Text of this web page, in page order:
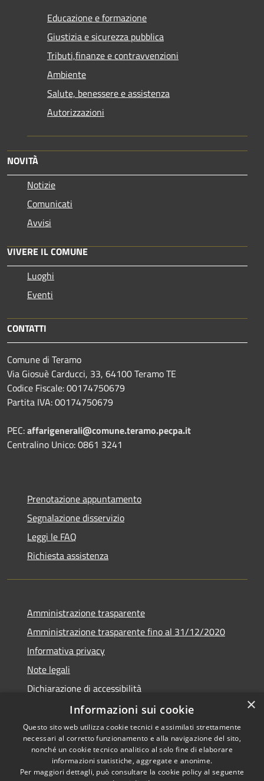
Educazione e formazione
Giustizia e sicurezza pubblica
Tributi,finanze e contravvenzioni
Ambiente
Salute, benessere e assistenza
Autorizzazioni
NOVITÀ
Notizie
Comunicati
Avvisi
VIVERE IL COMUNE
Luoghi
Eventi
CONTATTI
Comune di Teramo
Via Giosuè Carducci, 33, 64100 Teramo TE
Codice Fiscale: 00174750679
Partita IVA: 00174750679
PEC:affarigenerali@comune.teramo.pecpa.it
Centralino Unico: 0861 3241
Prenotazione appuntamento
Segnalazione disservizio
Leggi le FAQ
Richiesta assistenza
Amministrazione trasparente
Amministrazione trasparente fino al 31/12/2020
Informativa privacy
Note legali
Dichiarazione di accessibilità
Accessibilità
Privacy
Copyright © 2026 • Comune di
Teramo • Powered by
Municipium• Accesso
×
Informazioni sui cookie
Questo sito web utilizza cookie tecnici e assimilati strettamente
necessari al corretto funzionamento e alla navigazione del sito,
nonché un cookie tecnico analitico al solo fine di elaborare
informazioni statistiche, aggregate e anonime.
Per maggiori dettagli, può consultare la cookie policy al seguente